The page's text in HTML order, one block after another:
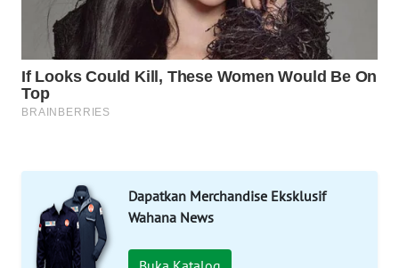
Dapatkan Merchandise Eksklusif
Wahana News
TRAVEL
WAHANA
TV
WAHANANEWS
CO ID
WAHANANEWS